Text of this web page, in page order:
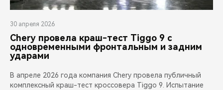
30 апреля 2026
Chery провела краш-тест Tiggo 9 с
одновременными фронтальным и задним
ударами
В апреле 2026 года компания Chery провела публичный
комплексный краш-тест кроссовера Tiggo 9. Испытание